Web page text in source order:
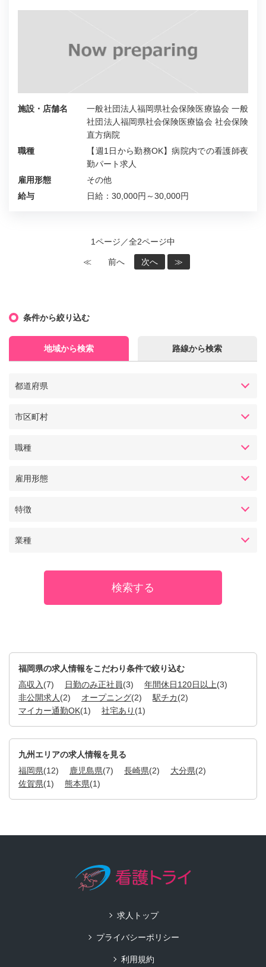
施設・店舗名
一般社団法人福岡県社会保険医療協会 一般
社団法人福岡県社会保険医療協会 社会保険
直方病院
職種
【週1日から勤務OK】病院内での看護師夜
勤パート求人
雇用形態
その他
給与
日給：30,000円～30,000円
1ページ／全2ページ中
≪ 前へ 次へ ≫
条件から絞り込む
地域から検索 路線から検索
都道府県
市区町村
職種
雇用形態
特徴
業種
福岡県の求人情報をこだわり条件で絞り込む
高収入 (7) 日勤のみ正社員(3) 年間休日120日以上(3)
非公開求人 (2) オープニング(2) 駅チカ(2)
マイカー通勤OK(1) 社宅あり (1)
九州エリアの求人情報を見る
福岡県(12) 鹿児島県(7) 長崎県(2) 大分県(2)
佐賀県(1) 熊本県(1)
求人トップ
プライバシーポリシー
利用規約